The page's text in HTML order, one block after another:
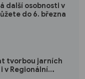
další osobnosti v
do 6. března
tvorbou jarních
v Regionální